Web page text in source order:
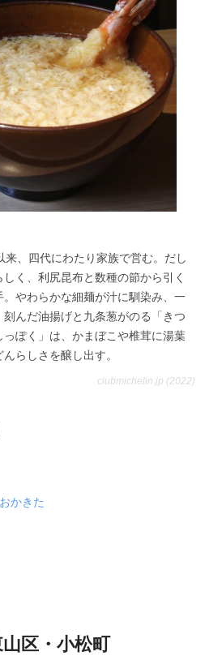
来、四代にわたり家族で営む。だし
く、利尻昆布と数種の節から引く
。やわらかな細麺が汁に馴染み、一
んだ油揚げと九条葱がのる「きつ
っぽく」は、かまぼこや椎茸に湯葉
らしさを醸し出す。
clubmichelin.jp (2022)
かきた
区・小松町